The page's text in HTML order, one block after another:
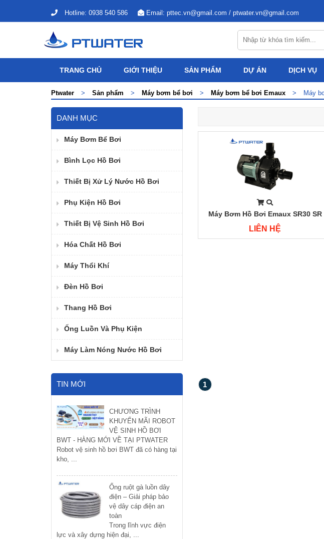
Hotline: 0938 540 586 Email: pttec.vn@gmail.com / ptwater.vn@gmail.com
TRANG CHỦ GIỚI THIỆU SẢN PHẨM DỰ ÁN DỊCH VỤ
Ptwater > Sản phẩm > Máy bơm bể bơi > Máy bơm bể bơi Emaux > Máy
DANH MỤC
Máy Bơm Bể Bơi
Bình Lọc Hồ Bơi
Thiết Bị Xử Lý Nước Hồ Bơi
Phụ Kiện Hồ Bơi
Thiết Bị Vệ Sinh Hồ Bơi
Hóa Chất Hồ Bơi
Máy Thổi Khí
Đèn Hồ Bơi
Thang Hồ Bơi
Ống Luồn Và Phụ Kiện
Máy Làm Nóng Nước Hồ Bơi
TIN MỚI
CHƯƠNG TRÌNH
KHUYẾN MÃI ROBOT
VỆ SINH HỒ BƠI
BWT - HÀNG MỚI VỀ TẠI PTWATER
Robot vệ sinh hồ bơi BWT đã có hàng tại
kho, ...
Ống ruột gà luồn dây
điện – Giải pháp bảo
vệ dây cáp điện an
toàn
Trong lĩnh vực điện
lực và xây dựng hiện đại, ...
Máy Bơm Hồ Bơi Emaux SR30 SR
Series 3HP
LIÊN HỆ
1